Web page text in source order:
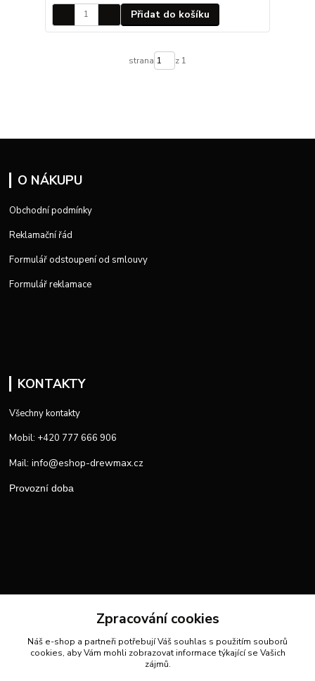
Přidat do košíku
strana z 1
O NÁKUPU
Obchodní podmínky
Reklamační řád
Formulář odstoupení od smlouvy
Formulář reklamace
KONTAKTY
Všechny kontakty
Mobil: +420 777 666 906
Mail: info@eshop-drewmax.cz
Provozní doba
Zpracování cookies
Náš e-shop a partneři potřebují Váš souhlas s použitím souborů
cookies, aby Vám mohli zobrazovat informace týkající se Vašich
zájmů.